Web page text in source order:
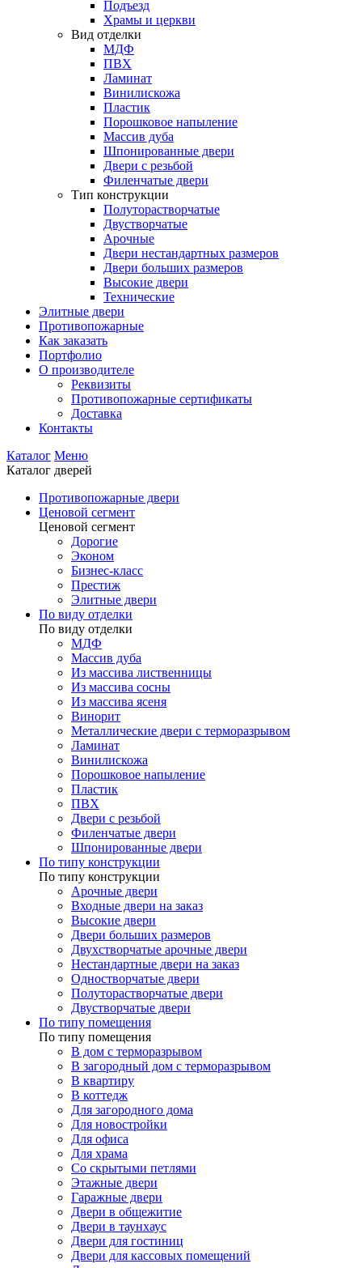
Подъезд
Храмы и церкви
Вид отделки
МДФ
ПВХ
Ламинат
Винилискожа
Пластик
Порошковое напыление
Массив дуба
Шпонированные двери
Двери с резьбой
Филенчатые двери
Тип конструкции
Полуторастворчатые
Двустворчатые
Арочные
Двери нестандартных размеров
Двери больших размеров
Высокие двери
Технические
Элитные двери
Противопожарные
Как заказать
Портфолио
О производителе
Реквизиты
Противопожарные сертификаты
Доставка
Контакты
Каталог Меню
Каталог дверей
Противопожарные двери
Ценовой сегмент
Ценовой сегмент
Дорогие
Эконом
Бизнес-класс
Престиж
Элитные двери
По виду отделки
По виду отделки
МДФ
Массив дуба
Из массива лиственницы
Из массива сосны
Из массива ясеня
Винорит
Металлические двери с терморазрывом
Ламинат
Винилискожа
Порошковое напыление
Пластик
ПВХ
Двери с резьбой
Филенчатые двери
Шпонированные двери
По типу конструкции
По типу конструкции
Арочные двери
Входные двери на заказ
Высокие двери
Двери больших размеров
Двухстворчатые арочные двери
Нестандартные двери на заказ
Одностворчатые двери
Полуторастворчатые двери
Двустворчатые двери
По типу помещения
По типу помещения
В дом с терморазрывом
В загородный дом с терморазрывом
В квартиру
В коттедж
Для загородного дома
Для новостройки
Для офиса
Для храма
Со скрытыми петлями
Этажные двери
Гаражные двери
Двери в общежитие
Двери в таунхаус
Двери для гостиниц
Двери для кассовых помещений